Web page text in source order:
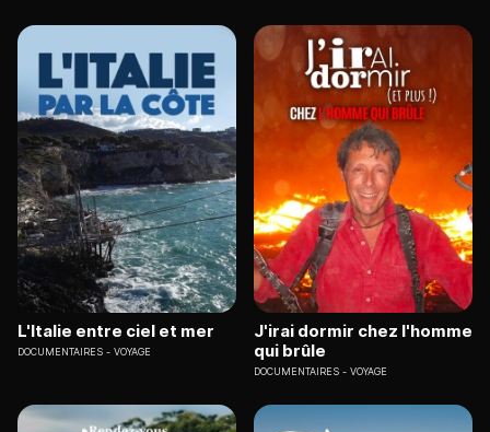
L'Italie entre ciel et mer
DOCUMENTAIRES VOYAGE
J'irai dormir chez l'homme
qui brûle
DOCUMENTAIRES VOYAGE